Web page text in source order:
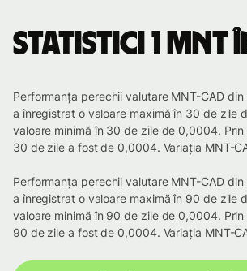
Statistici 1 MNT
Performanța perechii valutare MNT-CAD
a înregistrat o valoare maximă în 30 de zile
valoare minimă în 30 de zile de 0,0004.
30 de zile a fost de 0,0004. Variația MNT-
Performanța perechii valutare MNT-CAD
a înregistrat o valoare maximă în 90 de zile
valoare minimă în 90 de zile de 0,0004.
90 de zile a fost de 0,0004. Variația MNT-